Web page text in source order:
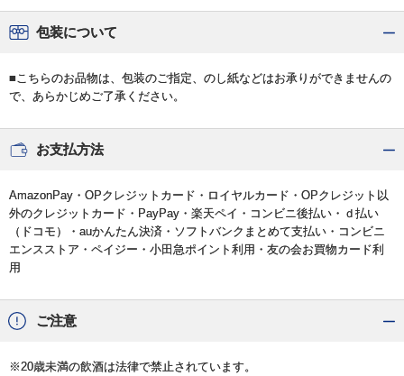
包装について
■こちらのお品物は、包装のご指定、のし紙などはお承りができませんの
で、あらかじめご了承ください。
お支払方法
AmazonPay・OPクレジットカード・ロイヤルカード・OPクレジット以
外のクレジットカード・PayPay・楽天ペイ・コンビニ後払い・ｄ払い
（ドコモ）・auかんたん決済・ソフトバンクまとめて支払い・コンビニ
エンスストア・ペイジー・小田急ポイント利用・友の会お買物カード利
用
ご注意
※20歳未満の飲酒は法律で禁止されています。